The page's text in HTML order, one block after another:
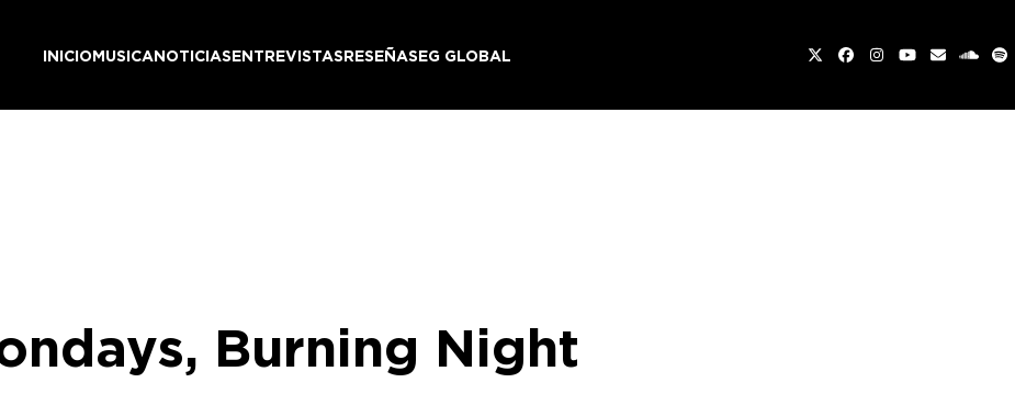
INICIOMUSICANOTICIASENTREVISTASRESEÑASEG GLOBAL TwitterFacebook
Instagram
YouTube
Email
Burning Night